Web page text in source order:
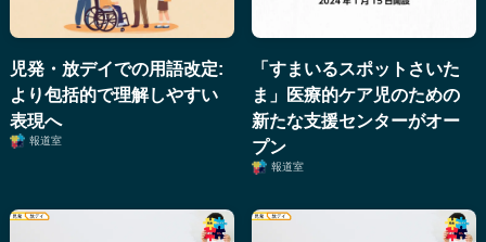
児発・放デイでの用語改定:
より包括的で理解しやすい
表現へ
報道室
「すまいるスポットさいた
ま」医療的ケア児のための
新たな支援センターがオー
プン
報道室